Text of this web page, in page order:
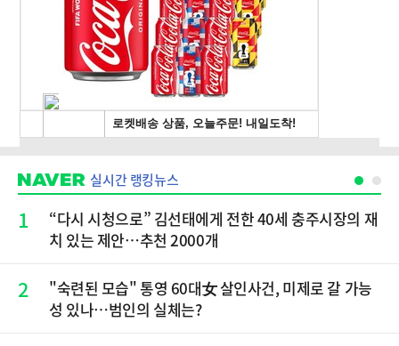
실시간 랭킹뉴스
1
“다시 시청으로” 김선태에게 전한 40세 충주시장의 재
치 있는 제안…추천 2000개
2
"숙련된 모습" 통영 60대女 살인사건, 미제로 갈 가능
성 있나…범인의 실체는?